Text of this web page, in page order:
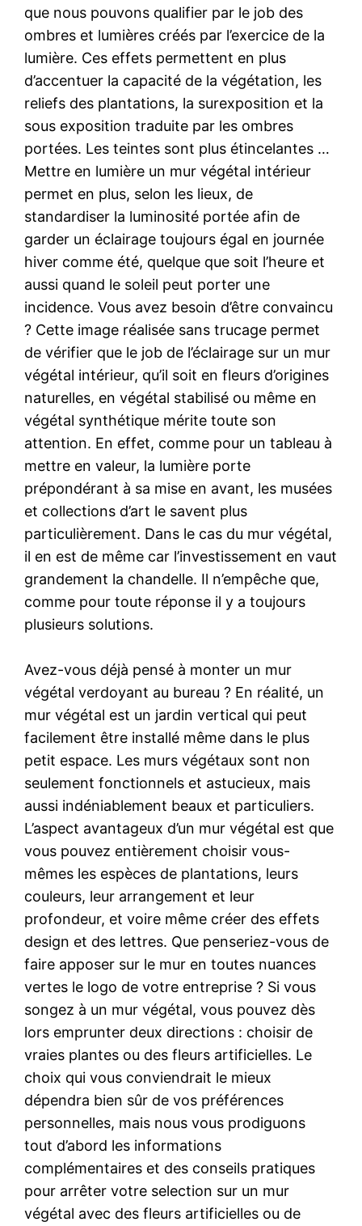
que nous pouvons qualifier par le job des
ombres et lumières créés par l’exercice de la
lumière. Ces effets permettent en plus
d’accentuer la capacité de la végétation, les
reliefs des plantations, la surexposition et la
sous exposition traduite par les ombres
portées. Les teintes sont plus étincelantes …
Mettre en lumière un mur végétal intérieur
permet en plus, selon les lieux, de
standardiser la luminosité portée afin de
garder un éclairage toujours égal en journée
hiver comme été, quelque que soit l’heure et
aussi quand le soleil peut porter une
incidence. Vous avez besoin d’être convaincu
? Cette image réalisée sans trucage permet
de vérifier que le job de l’éclairage sur un mur
végétal intérieur, qu’il soit en fleurs d’origines
naturelles, en végétal stabilisé ou même en
végétal synthétique mérite toute son
attention. En effet, comme pour un tableau à
mettre en valeur, la lumière porte
prépondérant à sa mise en avant, les musées
et collections d’art le savent plus
particulièrement. Dans le cas du mur végétal,
il en est de même car l’investissement en vaut
grandement la chandelle. Il n’empêche que,
comme pour toute réponse il y a toujours
plusieurs solutions.
Avez-vous déjà pensé à monter un mur
végétal verdoyant au bureau ? En réalité, un
mur végétal est un jardin vertical qui peut
facilement être installé même dans le plus
petit espace. Les murs végétaux sont non
seulement fonctionnels et astucieux, mais
aussi indéniablement beaux et particuliers.
L’aspect avantageux d’un mur végétal est que
vous pouvez entièrement choisir vous-
mêmes les espèces de plantations, leurs
couleurs, leur arrangement et leur
profondeur, et voire même créer des effets
design et des lettres. Que penseriez-vous de
faire apposer sur le mur en toutes nuances
vertes le logo de votre entreprise ? Si vous
songez à un mur végétal, vous pouvez dès
lors emprunter deux directions : choisir de
vraies plantes ou des fleurs artificielles. Le
choix qui vous conviendrait le mieux
dépendra bien sûr de vos préférences
personnelles, mais nous vous prodiguons
tout d’abord les informations
complémentaires et des conseils pratiques
pour arrêter votre selection sur un mur
végétal avec des fleurs artificielles ou de